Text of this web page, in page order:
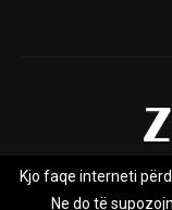
Rreth nesh
Kjo faqe interneti
Ne do të